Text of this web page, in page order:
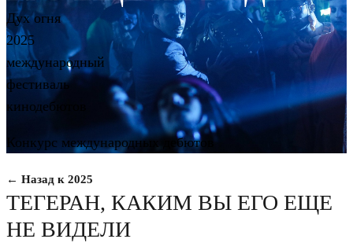
Дух огня
2025
международный
фестиваль
кинодебютов
Конкурс международных дебютов
← Назад к 2025
ТЕГЕРАН, КАКИМ ВЫ ЕГО ЕЩЕ
НЕ ВИДЕЛИ